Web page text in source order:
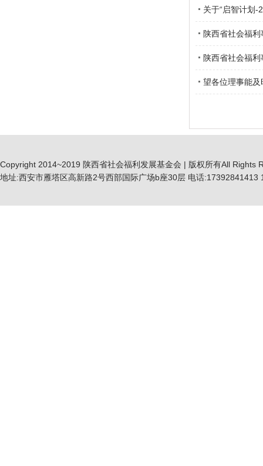
关于“启智计划-
陕西省社会福
陕西省社会福
望各位理事能
Copyright 2014~2019 陕西省社会福利发展基金会 | 版权所有All Rights
地址:西安市雁塔区高新路2号西部国际广场b座30层 电话:17392841413